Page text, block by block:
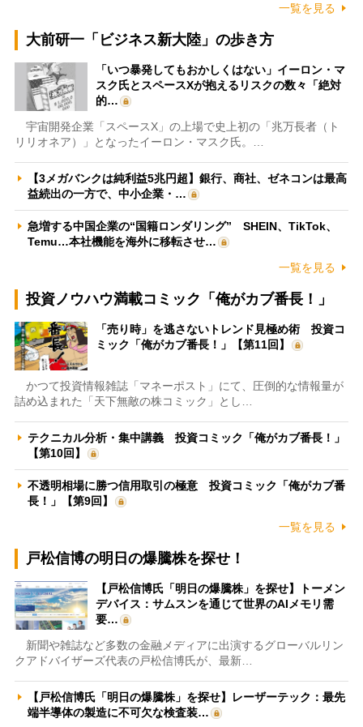
一覧を見る
大前研一「ビジネス新大陸」の歩き方
「いつ暴発してもおかしくはない」イーロン・マ
スク氏とスペースXが抱えるリスクの数々「絶対
的…
宇宙開発企業「スペースX」の上場で史上初の「兆万長者（ト
リリオネア）」となったイーロン・マスク氏。…
【3メガバンクは純利益5兆円超】銀行、商社、ゼネコンは最高
益続出の一方で、中小企業・…
急増する中国企業の“国籍ロンダリング” SHEIN、TikTok、
Temu…本社機能を海外に移転させ…
一覧を見る
投資ノウハウ満載コミック「俺がカブ番長！」
「売り時」を逃さないトレンド見極め術 投資コ
ミック「俺がカブ番長！」【第11回】
かつて投資情報雑誌「マネーポスト」にて、圧倒的な情報量が
詰め込まれた「天下無敵の株コミック」とし…
テクニカル分析・集中講義 投資コミック「俺がカブ番長！」
【第10回】
不透明相場に勝つ信用取引の極意 投資コミック「俺がカブ番
長！」【第9回】
一覧を見る
戸松信博の明日の爆騰株を探せ！
【戸松信博氏「明日の爆騰株」を探せ】トーメン
デバイス：サムスンを通じて世界のAIメモリ需
要…
新聞や雑誌など多数の金融メディアに出演するグローバルリン
クアドバイザーズ代表の戸松信博氏が、最新…
【戸松信博氏「明日の爆騰株」を探せ】レーザーテック：最先
端半導体の製造に不可欠な検査装…